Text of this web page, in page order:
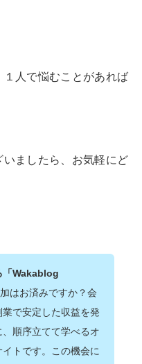
人で悩むことがあれば
ましたら、お気軽にど
「Wakablog
はお済みですか？会
で安定した収益を発
順序立てて学べるオ
トです。この機会に